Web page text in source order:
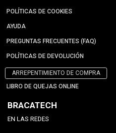
POLÍTICAS DE COOKIES
AYUDA
PREGUNTAS FRECUENTES (FAQ)
POLÍTICAS DE DEVOLUCIÓN
ARREPENTIMIENTO DE COMPRA
LIBRO DE QUEJAS ONLINE
BRACATECH
EN LAS REDES